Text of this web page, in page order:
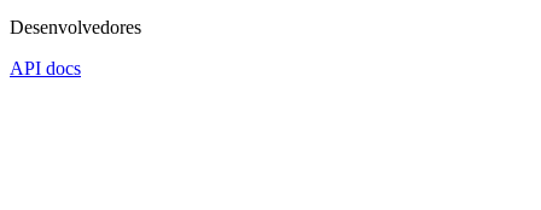
Desenvolvedores
API docs